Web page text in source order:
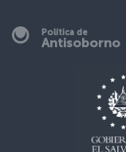
Política de
Antisoborno